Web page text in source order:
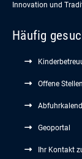
Innovation und
Häufig
Offene Stellen
Geoportal
Ihr Kontakt